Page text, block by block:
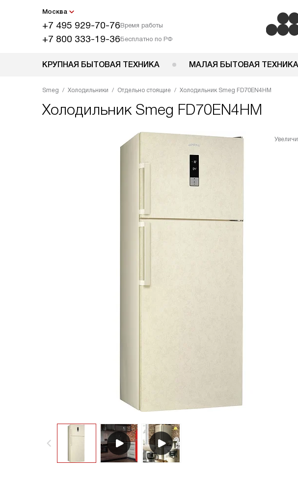
Москва
+7 495 929-70-76Время работы
+7 800 333-19-36Бесплатно по РФ
КРУПНАЯ БЫТОВАЯ ТЕХНИКА МАЛАЯ БЫТОВАЯ ТЕХНИКА
Smeg Холодильники Отдельно стоящие Холодильник Smeg FD70EN4HM
Холодильник Smeg FD70EN4HM